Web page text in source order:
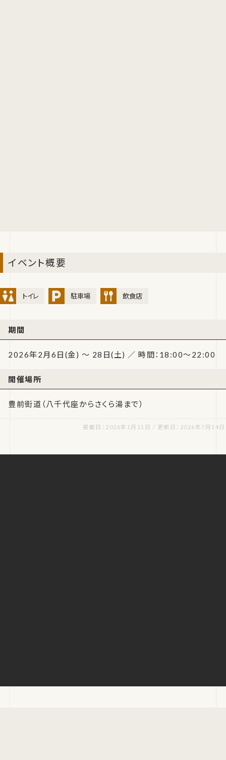
イベント概要
トイレ 駐車場 飲食店
期間
2026年2月6日(金) ～ 28日(土) ／ 時間：18:00～22:00
開催場所
豊前街道（八千代座からさくら湯まで）
掲載日：2026年1月21日 / 更新日：2026年7月14日